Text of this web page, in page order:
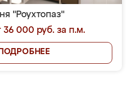
"Роухтопаз"
36 000 руб. за п.м.
ПОДРОБНЕЕ